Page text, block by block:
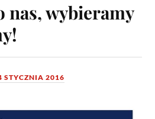
nas, wybieramy
STYCZNIA 2016